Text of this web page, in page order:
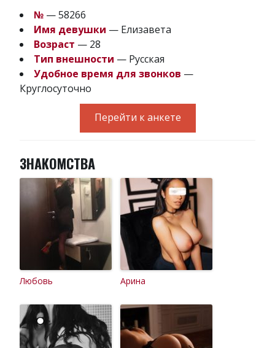
№ — 58266
Имя девушки — Елизавета
Возраст — 28
Тип внешности — Русская
Удобное время для звонков —
Круглосуточно
Перейти к анкете
ЗНАКОМСТВА
Любовь Арина